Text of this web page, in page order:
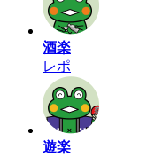
酒楽
レポ
遊楽